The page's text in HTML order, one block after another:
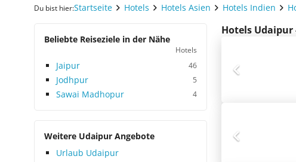
Du bist hier:Startseite Hotels Hotels Asien Hotels Indien
Beliebte Reiseziele in der Nähe
Hotels
Jaipur 46
Jodhpur 5
Sawai Madhopur 4
Weitere Udaipur Angebote
Urlaub Udaipur
Hotels Udaipur